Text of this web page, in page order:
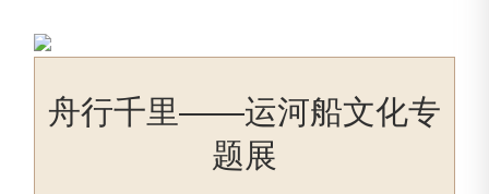
舟行千里——运河船文化专
题展